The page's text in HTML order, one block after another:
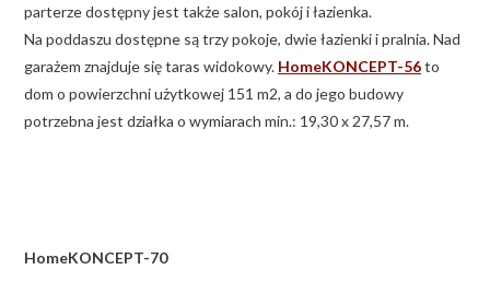
parterze dostępny jest także salon, pokój i łazienka.
Na poddaszu dostępne są trzy pokoje, dwie łazienki i pralnia. Nad
garażem znajduje się taras widokowy. HomeKONCEPT-56to
dom o powierzchni użytkowej 151 m2, a do jego budowy
potrzebna jest działka o wymiarach min.: 19,30 x 27,57 m.
HomeKONCEPT-70